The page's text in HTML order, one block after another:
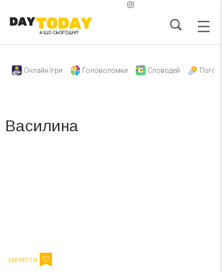
Онлайн Ігри Головоломки Словодей
Василина